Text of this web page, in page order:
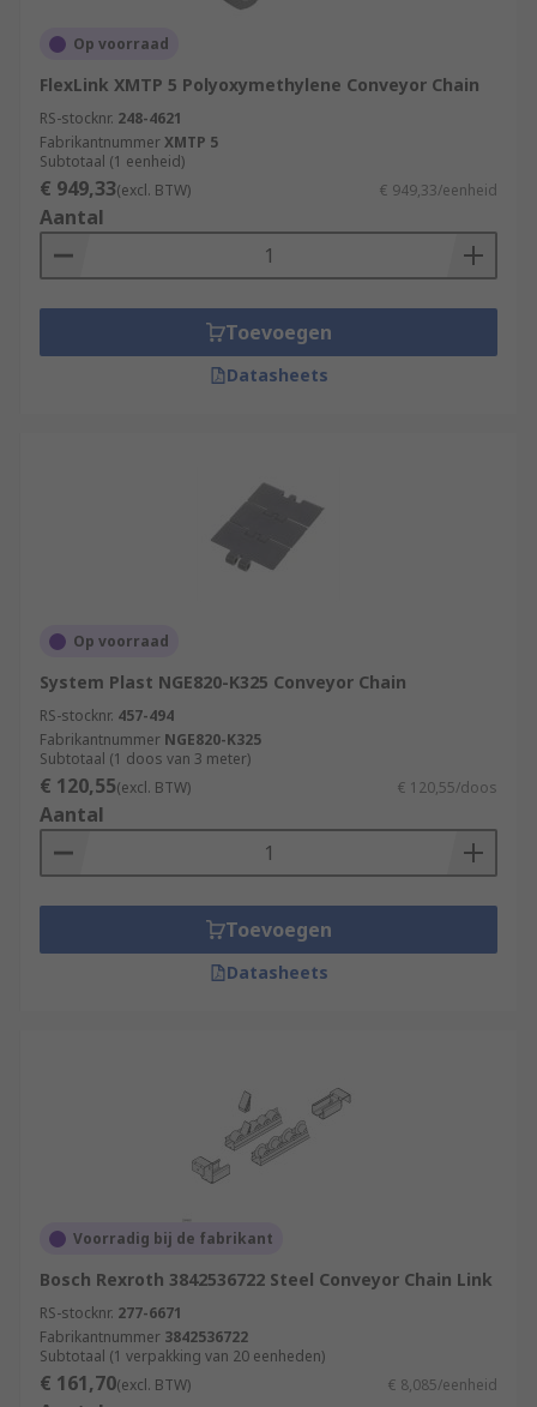
Op voorraad
FlexLink XMTP 5 Polyoxymethylene Conveyor Chain
RS-stocknr. 248-4621
FabrikantnummerXMTP 5
Subtotaal (1 eenheid)
€ 949,33(excl. BTW) € 949,33/eenheid
Aantal
Toevoegen
Datasheets
Op voorraad
System Plast NGE820-K325 Conveyor Chain
RS-stocknr. 457-494
Fabrikantnummer NGE820-K325
Subtotaal (1 doos van 3 meter)
€ 120,55(excl. BTW) € 120,55/doos
Aantal
Toevoegen
Datasheets
Voorradig bij de fabrikant
Bosch Rexroth 3842536722 Steel Conveyor Chain Link
RS-stocknr. 277-6671
Fabrikantnummer 3842536722
Subtotaal (1 verpakking van 20 eenheden)
€ 161,70(excl. BTW) € 8,085/eenheid